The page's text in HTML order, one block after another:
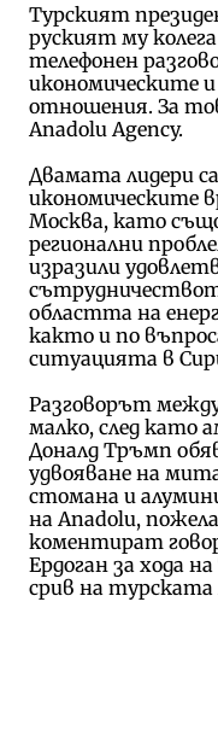
Турският
руският му
телефонен
икономическите
отношения. За
Anadolu Agency.
Двамата лидери
икономическите
Москва, като
регионални
изразили
областта на
както и по
ситуацията в
Разговорът
малко, след като
Доналд Тръмп
удвояване на
стомана и
на Anadolu,
коментират
Ердоган за хода
срив на турската